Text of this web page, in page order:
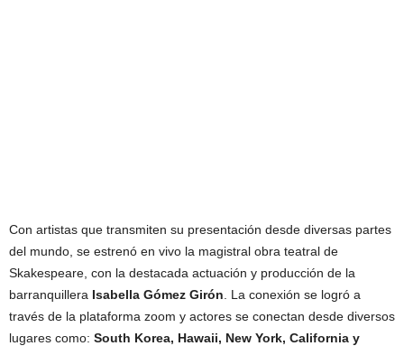
Con artistas que transmiten su presentación desde diversas partes
del mundo, se estrenó en vivo la magistral obra teatral de
Skakespeare, con la destacada actuación y producción de la
barranquillera Isabella Gómez Girón . La conexión se logró a
través de la plataforma zoom y actores se conectan desde diversos
lugares como: South Korea, Hawaii, New York, California y